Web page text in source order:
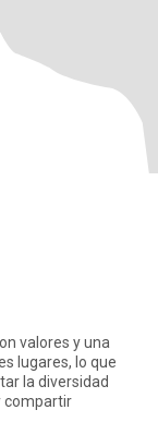
valores y una
lugares, lo que
la diversidad
compartir